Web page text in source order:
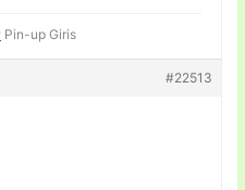
Pin-up Giris
#22513